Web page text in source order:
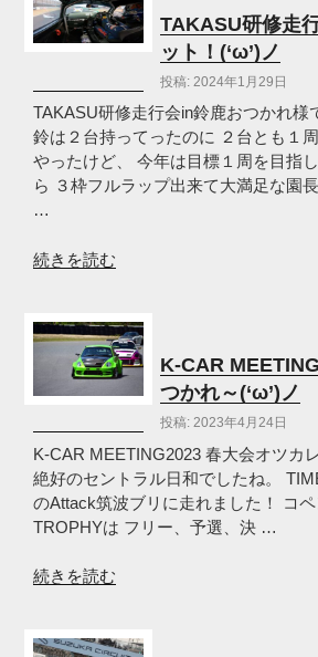
の
オ
ツ
レ
サ
マ
で
し
た
ノ”
TAKASU研修走
ット！(‘ω’)ノ
投稿: 2024年1月29日
TAKASU研修走行会in鈴鹿おつかれ様
鈴は２台持ってったのに ２台とも１
やったけど、 今年は目標１周を目指
ら ３枠フルラップ出来て大満足な園
…
“TAKASU
走
鈴
鹿
サ
ー
キ
ト！
の
続きを読む
K-CAR
つかれ～(‘ω’)ノ
投稿: 2023年4月24日
K-CAR MEETING2023 春大会オツカ
絶好のセントラル日和でしたね。
のAttack筑波ブリに走れました！ コ
TROPHYは フリー、予選、決 …
“K-
春
続きを読む